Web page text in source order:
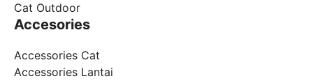
Cat Outdoor
Accesories
Accessories Cat
Accessories Lantai